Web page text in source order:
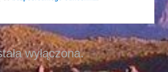
wyłączona.